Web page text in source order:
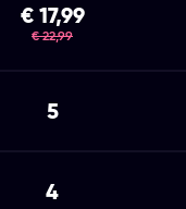
€ 17,99
was
€ 22,99
5
4